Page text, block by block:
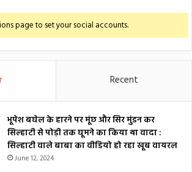
page to set your social accounts.
Recent
भूपेश बघेल के हारने पर मूंछ और सिर मुंडन कर
सिल्हाटी से पोड़ी तक घूमने का किया था वादा :
सिल्हाटी वाले बाबा का वीडियो हो रहा खूब वायरल
June 12, 2024